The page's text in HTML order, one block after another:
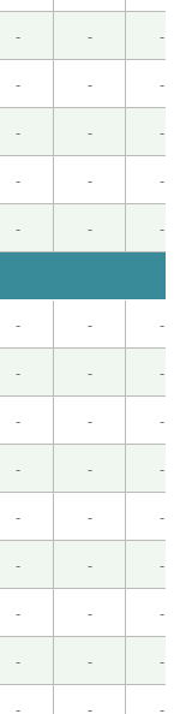
了。父母知
念的经。解
性 )
课。我很期待
试你说的养生
好就行了。
性 )
从那以后找
间好房子。 谢
性 )
下次見( 40代
- - -
- - -
- - -
- - -
- - -
- - -
- - -
- - -
- - -
- - -
- - -
- - -
- - -
- - -